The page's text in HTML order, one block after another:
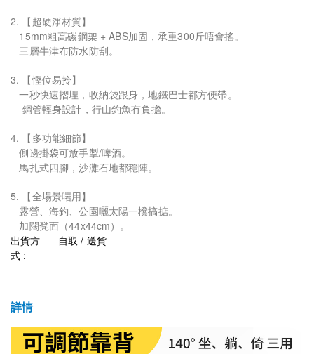
2. 【超硬淨材質】
15mm粗高碳鋼架 + ABS加固，承重300斤唔會搖。
三層牛津布防水防刮。
3. 【慳位易拎】
一秒快速摺埋，收納袋跟身，地鐵巴士都方便帶。
鋼管輕身設計，行山釣魚冇負擔。
4. 【多功能細節】
側邊掛袋可放手掣/啤酒。
馬扎式四腳，沙灘石地都穩陣。
5. 【全場景啱用】
露營、海釣、公園曬太陽一櫈搞掂。
加闊凳面（44x44cm）。
出貨方
式 :
自取 / 送貨
詳情